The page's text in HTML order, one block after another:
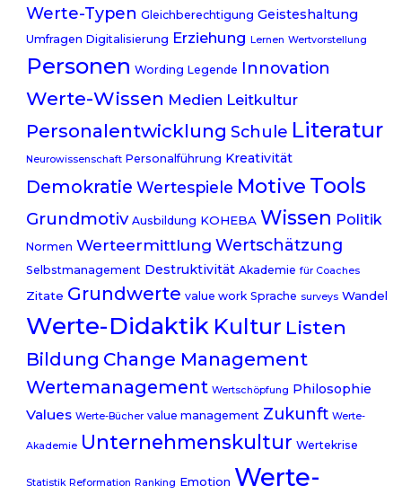
Werte-Typen Gleichberechtigung Geisteshaltung
Umfragen Digitalisierung Erziehung Lernen Wertvorstellung
Personen Wording Legende Innovation
Werte-Wissen Medien Leitkultur
Personalentwicklung Schule Literatur
Neurowissenschaft Personalführung Kreativität
Demokratie Wertespiele Motive Tools
Grundmotiv Ausbildung KOHEBA Wissen Politik
Normen Werteermittlung Wertschätzung
Selbstmanagement Destruktivität Akademie für Coaches
Zitate Grundwerte value work Sprache surveys Wandel
Werte-Didaktik Kultur Listen
Bildung Change Management
Wertemanagement Wertschöpfung Philosophie
Values Werte-Bücher value management Zukunft Werte-
Akademie Unternehmenskultur Wertekrise
Statistik Reformation Ranking Emotion Werte-